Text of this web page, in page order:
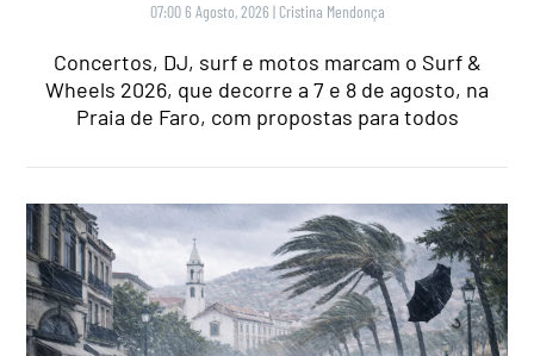
07:00 6 Agosto, 2026 | Cristina Mendonça
Concertos, DJ, surf e motos marcam o Surf &
Wheels 2026, que decorre a 7 e 8 de agosto, na
Praia de Faro, com propostas para todos